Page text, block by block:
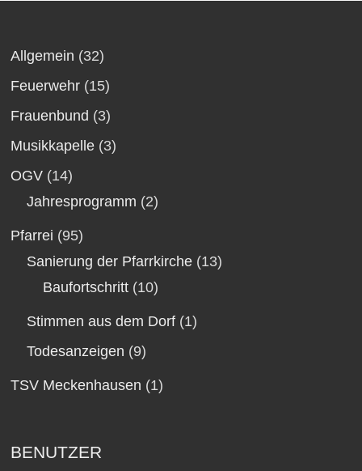
Allgemein (32)
Feuerwehr (15)
Frauenbund (3)
Musikkapelle (3)
OGV (14)
Jahresprogramm (2)
Pfarrei (95)
Sanierung der Pfarrkirche (13)
Baufortschritt (10)
Stimmen aus dem Dorf (1)
Todesanzeigen (9)
TSV Meckenhausen (1)
BENUTZER